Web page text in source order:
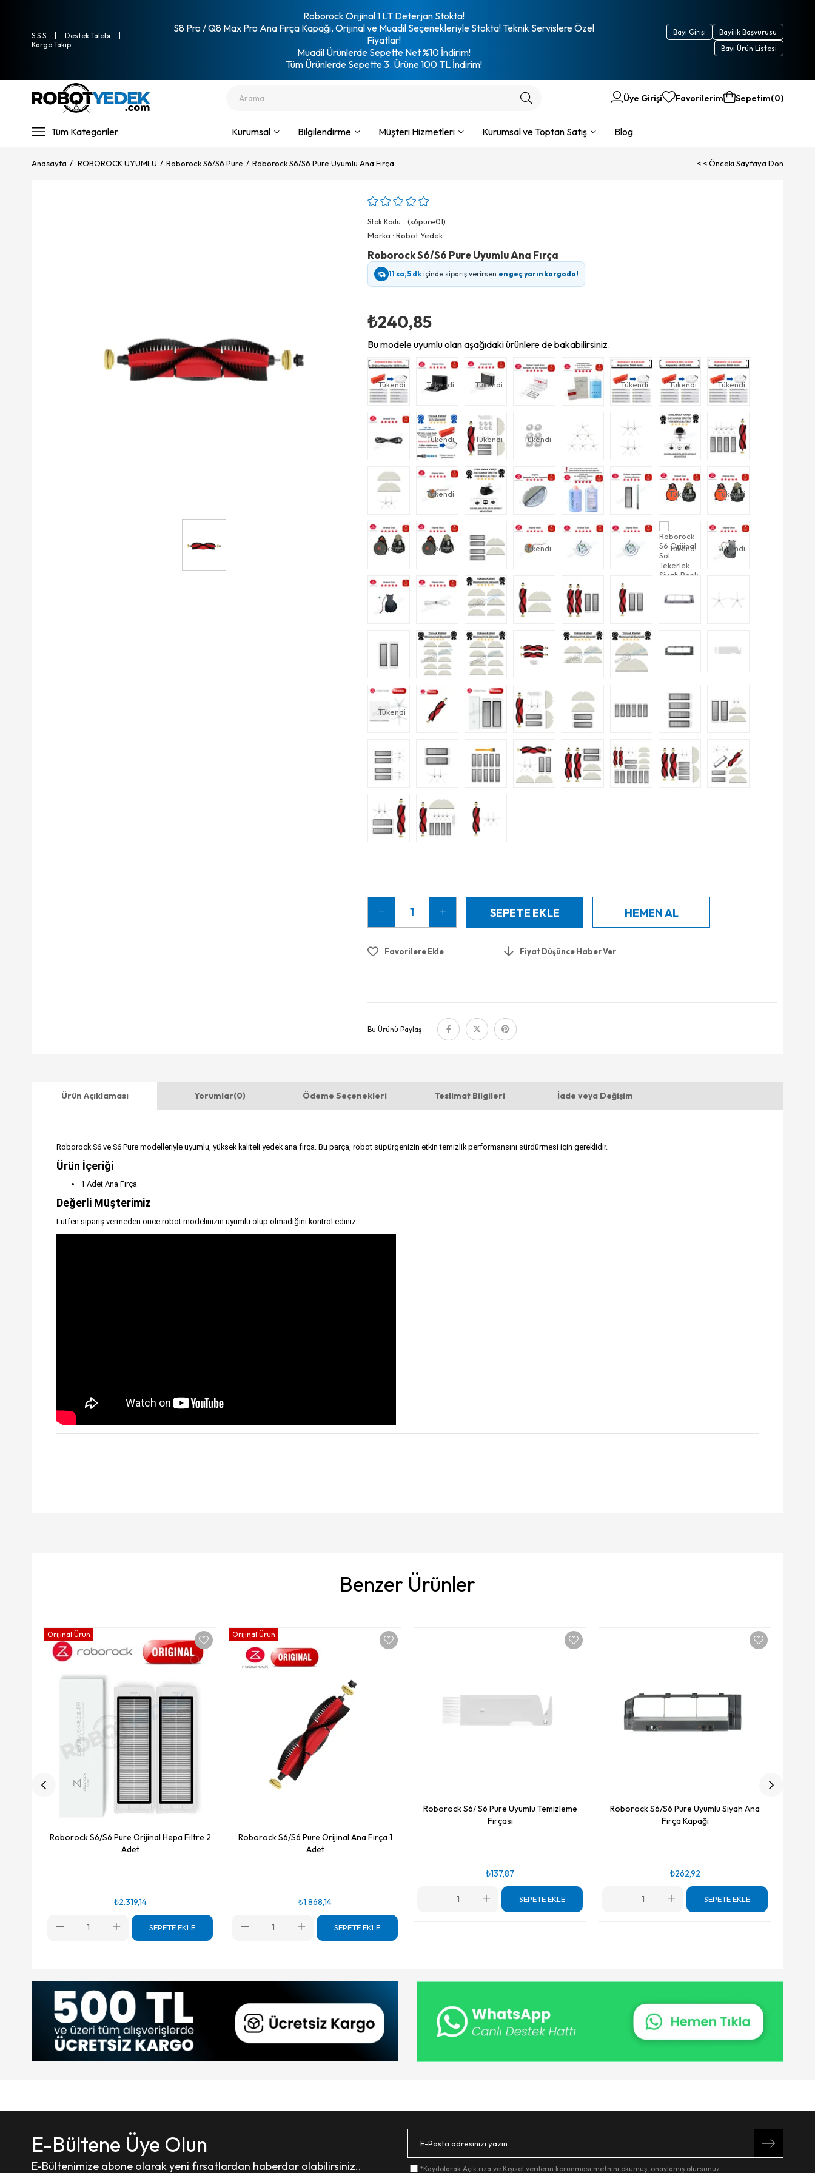
S.S.S
Destek Talebi
Kargo Takip
Roborock Orijinal 1 LT Deterjan Stokta!
S8 Pro / Q8 Max Pro Ana Fırça Kapağı, Orijinal ve Muadil Seçenekleriyle Stokta! Teknik Servislere Özel
Fiyatlar!
Muadil Ürünlerde Sepette Net %10 İndirim!
Tüm Ürünlerde Sepette 3. Ürüne 100 TL İndirim!
Bayilik Başvurusu
Bayi Girişi
Bayi Ürün Listesi
Üye Girişi Favorilerim Sepetim 0
Tüm Kategoriler Kurumsal Bilgilendirme Müşteri Hizmetleri Kurumsal ve Toptan Satış Blog
Anasayfa ROBOROCK UYUMLU Roborock S6/S6 Pure Roborock S6/S6 Pure Uyumlu Ana Fırça < < Önceki Sayfaya Dön
Stok Kodu
(s6pure01)
Marka : Robot Yedek
Roborock S6/S6 Pure Uyumlu Ana Fırça
11 sa, 5 dk içinde sipariş verirsen en geç yarın kargoda!
₺240,85
Bu modele uyumlu olan aşağıdaki ürünlere de bakabilirsiniz.
Tükendi Tükendi Tükendi Tükendi Tükendi Tükendi
Tükendi Tükendi Tükendi
Tükendi Tükendi Tükendi
Tükendi Tükendi Tükendi Tükendi Tükendi
Tükendi
Favorilere Ekle Fiyat Düşünce Haber Ver
Bu Ürünü Paylaş :
Ürün Açıklaması Yorumlar(0) Ödeme Seçenekleri Teslimat Bilgileri İade veya Değişim
Roborock S6 ve S6 Pure modelleriyle uyumlu, yüksek kaliteli yedek ana fırça. Bu parça, robot süpürgenizin etkin temizlik performansını sürdürmesi için gereklidir.
Ürün İçeriği
1 Adet Ana Fırça
Değerli Müşterimiz
Lütfen sipariş vermeden önce robot modelinizin uyumlu olup olmadığını kontrol ediniz.
Benzer Ürünler
Roborock S6/S6 Pure Orijinal Hepa Filtre 2
Adet
₺2.319,14
SEPETE EKLE
Orijinal Ürün
Roborock S6/S6 Pure Orijinal Ana Fırça 1
Adet
₺1.868,14
SEPETE EKLE
Orijinal Ürün
Roborock S6/ S6 Pure Uyumlu Temizleme
Fırçası
₺137,87
SEPETE EKLE
Roborock S6/S6 Pure Uyumlu Siyah Ana
Fırça Kapağı
₺262,92
SEPETE EKLE
E-Bültene Üye Olun
E-Bültenimize abone olarak yeni fırsatlardan haberdar olabilirsiniz.. *Kaydolarak Açık rıza ve Kişisel verilerin korunması metnini okumuş, onaylamış olursunuz.